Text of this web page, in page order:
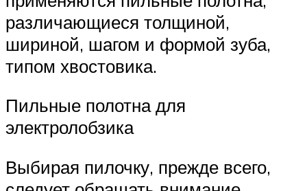
различающиеся толщиной,
шириной, шагом и формой зуба,
типом хвостовика.
Пильные полотна для
электролобзика
Выбирая пилочку, прежде всего,